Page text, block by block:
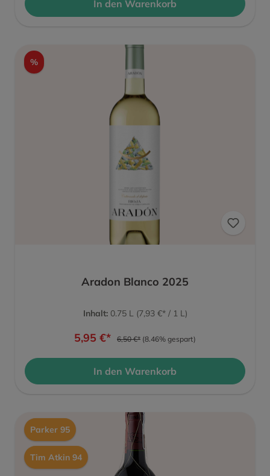
In den Warenkorb
%
Aradon Blanco 2025
Inhalt: 0.75 L (7,93 €* / 1 L)
5,95 €* 6,50 €* (8.46% gespart)
In den Warenkorb
Parker 95
Tim Atkin 94